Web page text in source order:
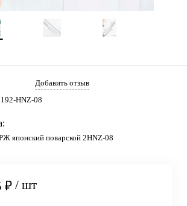
Добавить отзыв
HNZ-08
японский поварской 2HNZ-08
₽ / шт